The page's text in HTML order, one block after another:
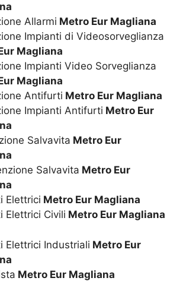
Allarmi Metro Eur Magliana
Impianti di Videosorveglianza
Magliana
Impianti Video Sorveglianza
Magliana
Antifurti Metro Eur Magliana
Impianti Antifurti Metro Eur
Salvavita Metro Eur
Salvavita Metro Eur
Elettrici Metro Eur Magliana
Elettrici Civili Metro Eur Magliana
Elettrici Industriali Metro Eur
Metro Eur Magliana